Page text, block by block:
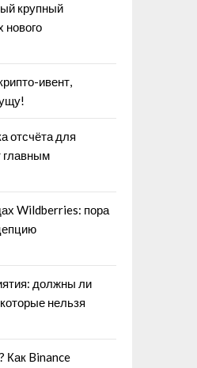
крупный
нового
ивент,
отсчёта для
главным
Wildberries: пора
должны ли
нельзя
Как Binance